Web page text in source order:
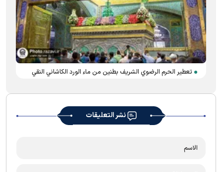
تعطير الحرم الرضوي الشریف بطنين من ماء الورد الکاشاني النقي
نشر التعليقات